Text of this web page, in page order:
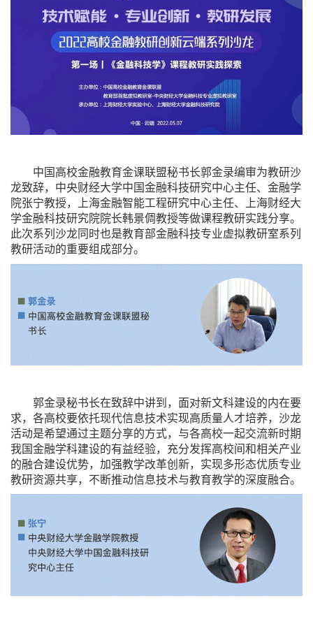
中国高校金融教育金课联盟秘书长郭金录编审为教研沙
龙致辞，中央财经大学中国金融科技研究中心主任、金融学
院张宁教授，上海金融智能工程研究中心主任、上海财经大
学金融科技研究院院长韩景倜教授等做课程教研实践分享。
此次系列沙龙同时也是教育部金融科技专业虚拟教研室系列
教研活动的重要组成部分。
郭金录秘书长在致辞中讲到，面对新文科建设的内在要
求，各高校要依托现代信息技术实现高质量人才培养，沙龙
活动是希望通过主题分享的方式，与各高校一起交流新时期
我国金融学科建设的有益经验，充分发挥高校间和相关产业
的融合建设优势，加强教学改革创新，实现多形态优质专业
教研资源共享，不断推动信息技术与教育教学的深度融合。